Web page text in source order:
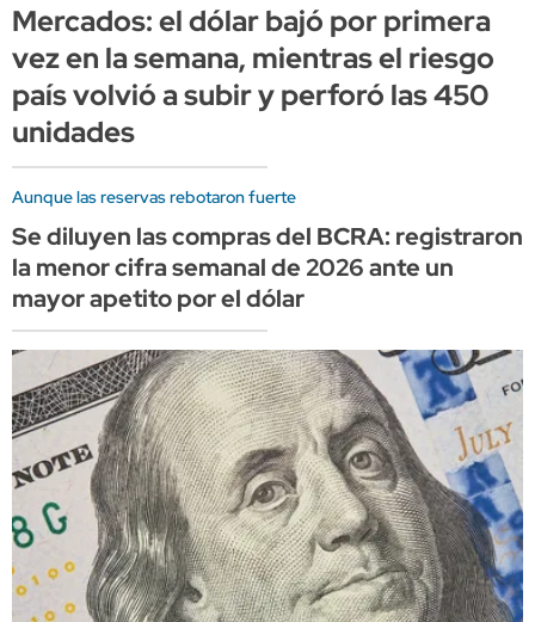
Mercados: el dólar bajó por primera
vez en la semana, mientras el riesgo
país volvió a subir y perforó las 450
unidades
Aunque las reservas rebotaron fuerte
Se diluyen las compras del BCRA: registraron
la menor cifra semanal de 2026 ante un
mayor apetito por el dólar